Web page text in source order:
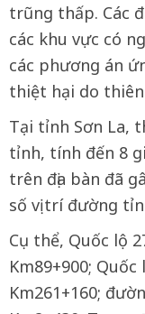
trũng thấp. Các
các khu vực có
các phương án
thiệt hại do
Tại tỉnh Sơn La,
tỉnh, tính đến 8
trên địa bàn đã
số vị trí đường
Cụ thể, Quốc lộ
Km89+900;
Km261+160;